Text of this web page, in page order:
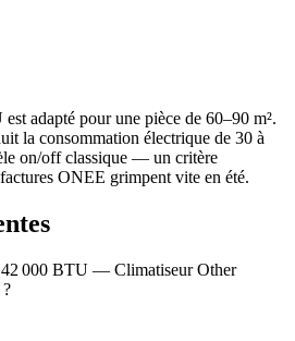
adapté pour une pièce de 60–90 m².
la consommation électrique de 30 à
on/off classique — un critère
ONEE grimpent vite en été.
000 BTU — Climatiseur Other